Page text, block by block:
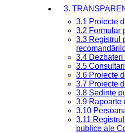
3.
3.1 Proiecte
3.2 Formular
3.3 Registrul
3.4
3.5
3.6 Proiecte
3.7 Proiecte
3.8 Ședințe
3.9 Rapoarte
3.10
3.11
publice ale